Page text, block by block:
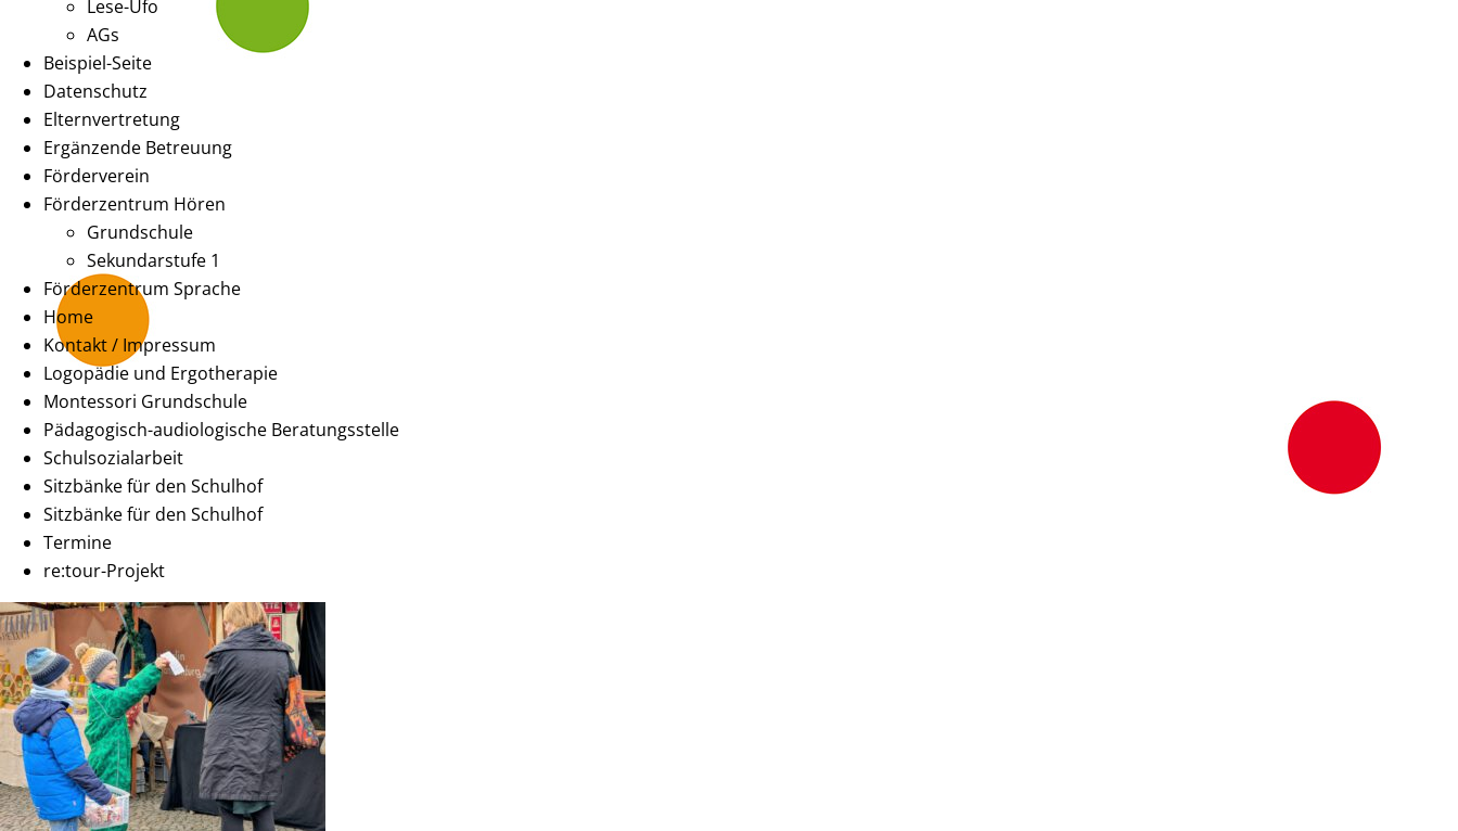
Lese-Ufo
AGs
Beispiel-Seite
Datenschutz
Elternvertretung
Ergänzende Betreuung
Förderverein
Förderzentrum Hören
Grundschule
Sekundarstufe 1
Förderzentrum Sprache
Home
Kontakt / Impressum
Logopädie und Ergotherapie
Montessori Grundschule
Pädagogisch-audiologische Beratungsstelle
Schulsozialarbeit
Sitzbänke für den Schulhof
Sitzbänke für den Schulhof
Termine
re:tour-Projekt